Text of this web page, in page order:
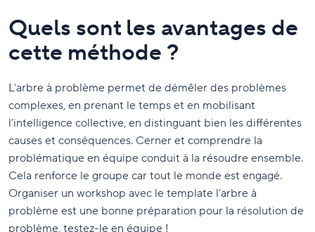
Quels sont les avantages de
cette méthode ?
L’arbre à problème permet de démêler des problèmes
complexes, en prenant le temps et en mobilisant
l’intelligence collective, en distinguant bien les différentes
causes et conséquences. Cerner et comprendre la
problématique en équipe conduit à la résoudre ensemble.
Cela renforce le groupe car tout le monde est engagé.
Organiser un workshop avec le template l’arbre à
problème est une bonne préparation pour la résolution de
problème, testez-le en équipe !